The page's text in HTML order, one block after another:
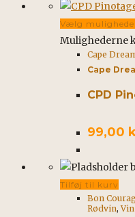
Vælg
Mulighederne
Cape
Cape
99,00
Tilføj til kurv
Bon
Rødvin,Vin